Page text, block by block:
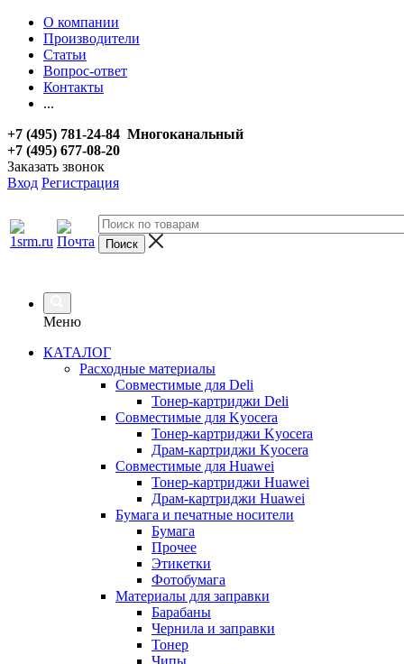
О компании
Производители
Статьи
Вопрос-ответ
Контакты
...
+7 (495) 781-24-84 Многоканальный
+7 (495) 677-08-20
Заказать звонок
Вход Регистрация
Меню
КАТАЛОГ
Расходные материалы
Совместимые для Deli
Тонер-картриджи Deli
Совместимые для Kyocera
Тонер-картриджи Kyocera
Драм-картриджи Kyocera
Совместимые для Huawei
Тонер-картриджи Huawei
Драм-картриджи Huawei
Бумага и печатные носители
Бумага
Прочее
Этикетки
Фотобумага
Материалы для заправки
Барабаны
Чернила и заправки
Тонер
Чипы